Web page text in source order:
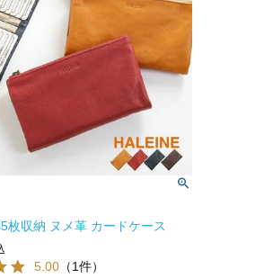
枚収納 ヌメ革 カードケース
5.00 （1件）